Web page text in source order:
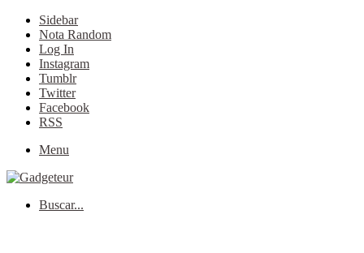
Sidebar
Nota Random
Log In
Instagram
Tumblr
Twitter
Facebook
RSS
Menu
Buscar...